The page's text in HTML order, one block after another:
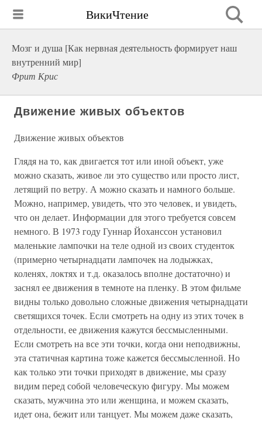
ВикиЧтение
Мозг и душа [Как нервная деятельность формирует наш
внутренний мир]
Фрит Крис
Движение живых объектов
Движение живых объектов
Глядя на то, как двигается тот или иной объект, уже
можно сказать, живое ли это существо или просто лист,
летящий по ветру. А можно сказать и намного больше.
Можно, например, увидеть, что это человек, и увидеть,
что он делает. Информации для этого требуется совсем
немного. В 1973 году Гуннар Йоханссон установил
маленькие лампочки на теле одной из своих студенток
(примерно четырнадцати лампочек на лодыжках,
коленях, локтях и т.д. оказалось вполне достаточно) и
заснял ее движения в темноте на пленку. В этом фильме
видны только довольно сложные движения четырнадцати
светящихся точек. Если смотреть на одну из этих точек в
отдельности, ее движения кажутся бессмысленными.
Если смотреть на все эти точки, когда они неподвижны,
эта статичная картина тоже кажется бессмысленной. Но
как только эти точки приходят в движение, мы сразу
видим перед собой человеческую фигуру. Мы можем
сказать, мужчина это или женщина, и можем сказать,
идет она, бежит или танцует. Мы можем даже сказать,